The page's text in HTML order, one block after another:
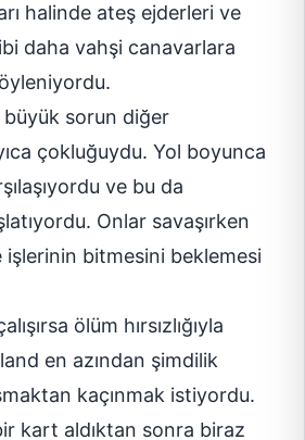
halinde ateş ejderleri ve
daha vahşi canavarlara
sorun diğer
çokluğuydu. Yol boyunca
ve bu da
Onlar savaşırken
işlerinin bitmesini beklemesi
ölüm hırsızlığıyla
en azından şimdilik
kaçınmak istiyordu.
kart aldıktan sonra biraz